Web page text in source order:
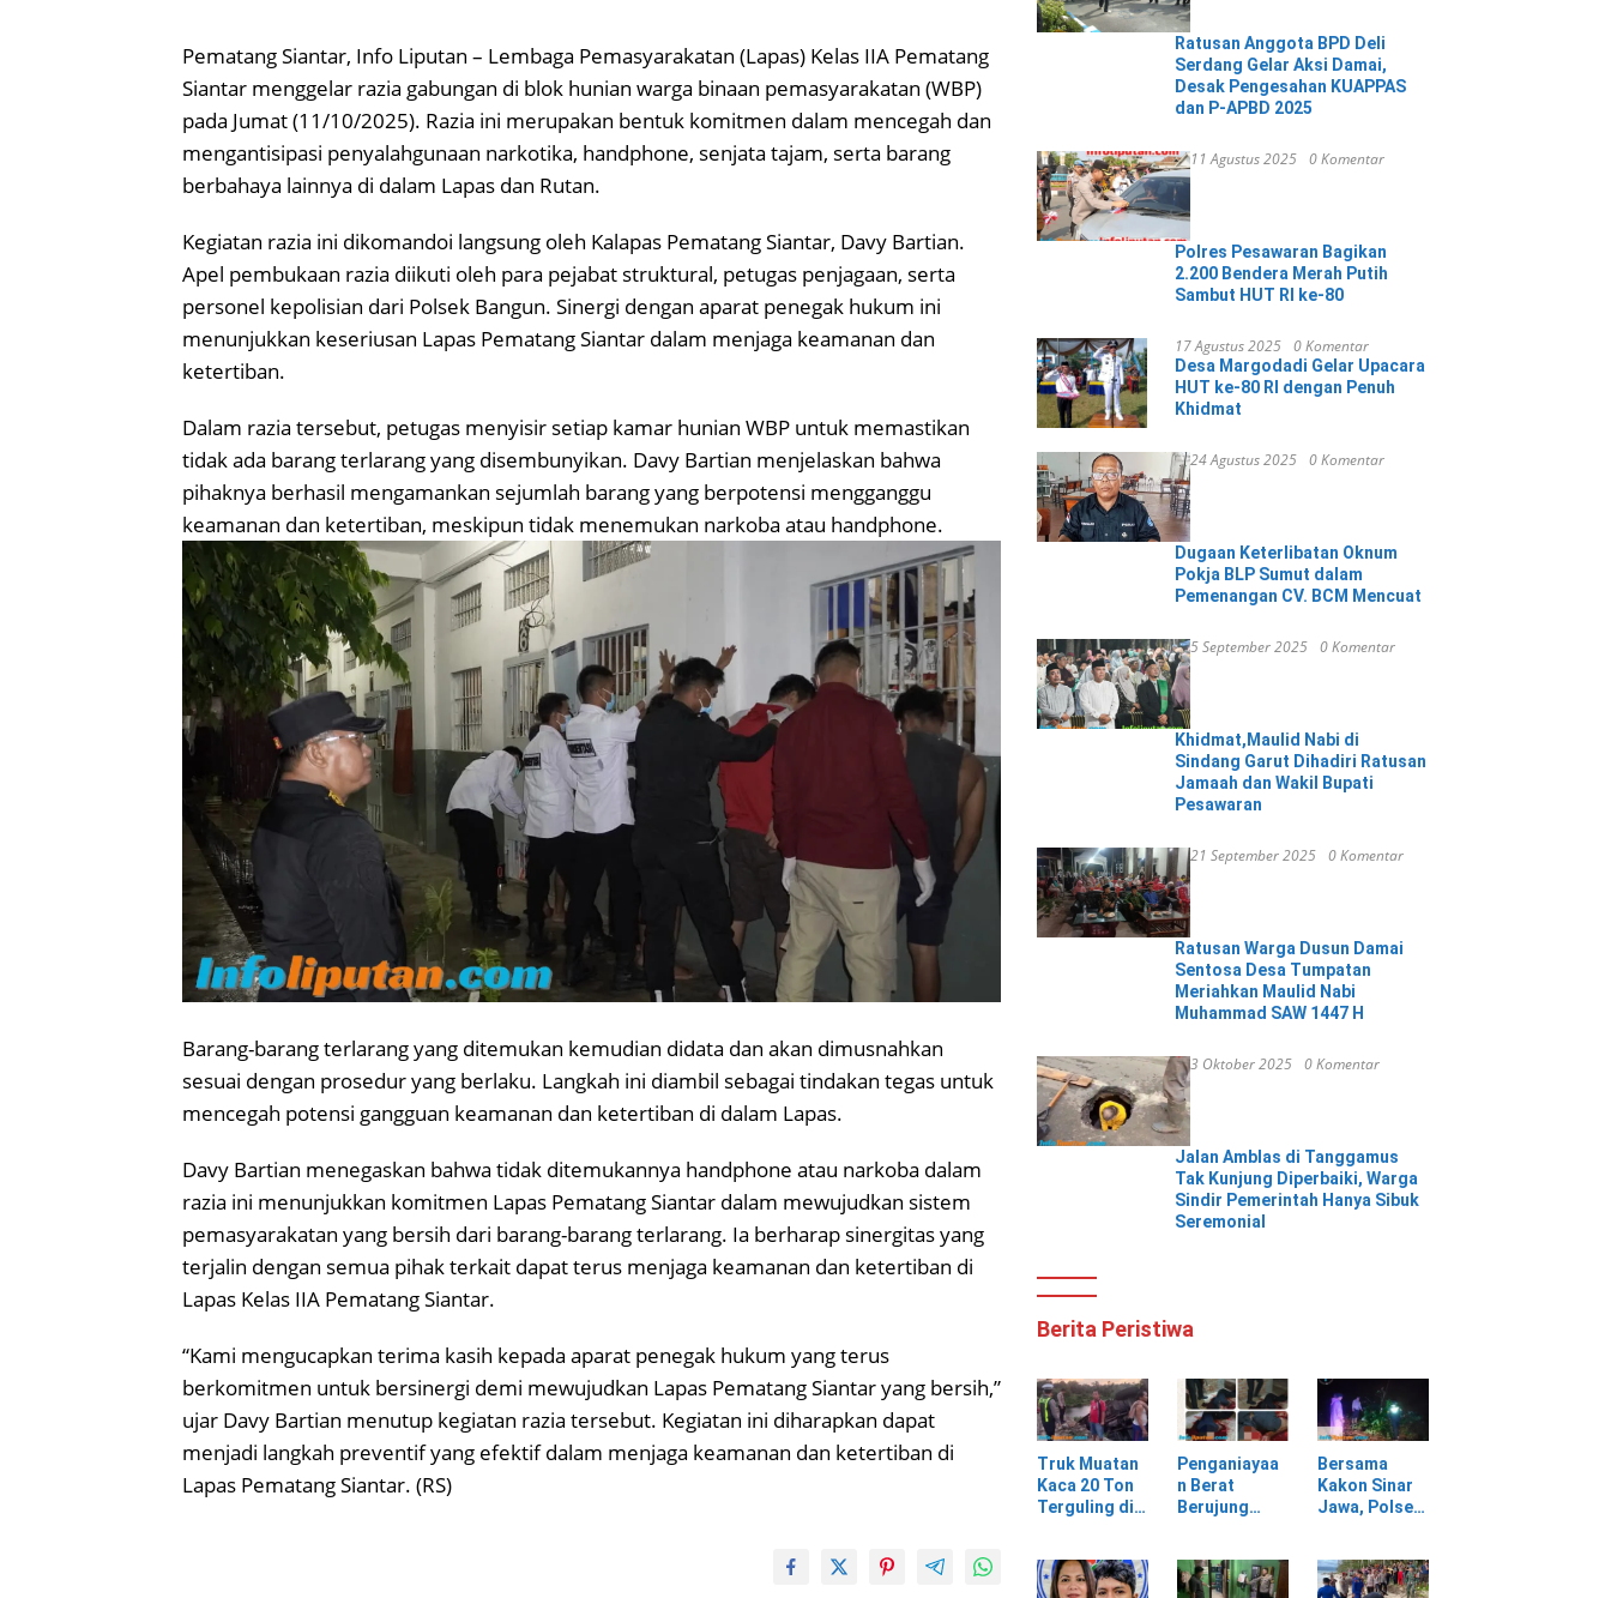
Pematang Siantar, Info Liputan – Lembaga Pemasyarakatan (Lapas) Kelas IIA Pematang
Siantar menggelar razia gabungan di blok hunian warga binaan pemasyarakatan (WBP)
pada Jumat (11/10/2025). Razia ini merupakan bentuk komitmen dalam mencegah dan
mengantisipasi penyalahgunaan narkotika, handphone, senjata tajam, serta barang
berbahaya lainnya di dalam Lapas dan Rutan.
Kegiatan razia ini dikomandoi langsung oleh Kalapas Pematang Siantar, Davy Bartian.
Apel pembukaan razia diikuti oleh para pejabat struktural, petugas penjagaan, serta
personel kepolisian dari Polsek Bangun. Sinergi dengan aparat penegak hukum ini
menunjukkan keseriusan Lapas Pematang Siantar dalam menjaga keamanan dan
ketertiban.
Dalam razia tersebut, petugas menyisir setiap kamar hunian WBP untuk memastikan
tidak ada barang terlarang yang disembunyikan. Davy Bartian menjelaskan bahwa
pihaknya berhasil mengamankan sejumlah barang yang berpotensi mengganggu
keamanan dan ketertiban, meskipun tidak menemukan narkoba atau handphone.
Barang-barang terlarang yang ditemukan kemudian didata dan akan dimusnahkan
sesuai dengan prosedur yang berlaku. Langkah ini diambil sebagai tindakan tegas untuk
mencegah potensi gangguan keamanan dan ketertiban di dalam Lapas.
Davy Bartian menegaskan bahwa tidak ditemukannya handphone atau narkoba dalam
razia ini menunjukkan komitmen Lapas Pematang Siantar dalam mewujudkan sistem
pemasyarakatan yang bersih dari barang-barang terlarang. Ia berharap sinergitas yang
terjalin dengan semua pihak terkait dapat terus menjaga keamanan dan ketertiban di
Lapas Kelas IIA Pematang Siantar.
“Kami mengucapkan terima kasih kepada aparat penegak hukum yang terus
berkomitmen untuk bersinergi demi mewujudkan Lapas Pematang Siantar yang bersih,”
ujar Davy Bartian menutup kegiatan razia tersebut. Kegiatan ini diharapkan dapat
menjadi langkah preventif yang efektif dalam menjaga keamanan dan ketertiban di
Lapas Pematang Siantar. (RS)
Ratusan Anggota BPD Deli
Serdang Gelar Aksi Damai,
Desak Pengesahan KUAPPAS
dan P-APBD 2025
11 Agustus 2025 0 Komentar
Polres Pesawaran Bagikan
2.200 Bendera Merah Putih
Sambut HUT RI ke-80
17 Agustus 2025 0 Komentar
Desa Margodadi Gelar Upacara
HUT ke-80 RI dengan Penuh
Khidmat
24 Agustus 2025 0 Komentar
Dugaan Keterlibatan Oknum
Pokja BLP Sumut dalam
Pemenangan CV. BCM Mencuat
5 September 2025 0 Komentar
Khidmat,Maulid Nabi di
Sindang Garut Dihadiri Ratusan
Jamaah dan Wakil Bupati
Pesawaran
21 September 2025 0 Komentar
Ratusan Warga Dusun Damai
Sentosa Desa Tumpatan
Meriahkan Maulid Nabi
Muhammad SAW 1447 H
3 Oktober 2025 0 Komentar
Jalan Amblas di Tanggamus
Tak Kunjung Diperbaiki, Warga
Sindir Pemerintah Hanya Sibuk
Seremonial
Berita Peristiwa
Truk Muatan
Kaca 20 Ton
Terguling di
Kali
Bambang,
Penganiayaa
n Berat
Berujung
Lingga Tewas
di Rumah
Bersama
Kakon Sinar
Jawa, Polsek
Gerak Cepat
Evakuasi